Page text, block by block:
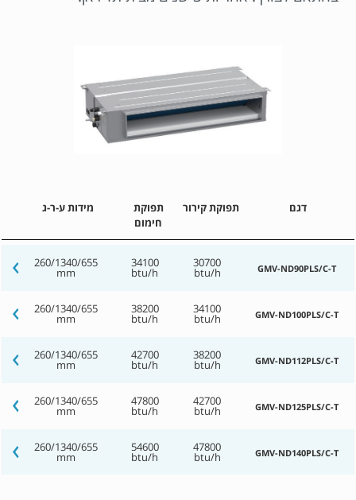
דגם תפוקת קירור
תפוקת
חימום
מידות ע-ר-ג
GMV-ND90PLS/C-T
30700
btu/h
34100
btu/h
260/1340/655
mm
GMV-ND100PLS/C-T
34100
btu/h
38200
btu/h
260/1340/655
mm
GMV-ND112PLS/C-T
38200
btu/h
42700
btu/h
260/1340/655
mm
GMV-ND125PLS/C-T
42700
btu/h
47800
btu/h
260/1340/655
mm
GMV-ND140PLS/C-T
47800
btu/h
54600
btu/h
260/1340/655
mm